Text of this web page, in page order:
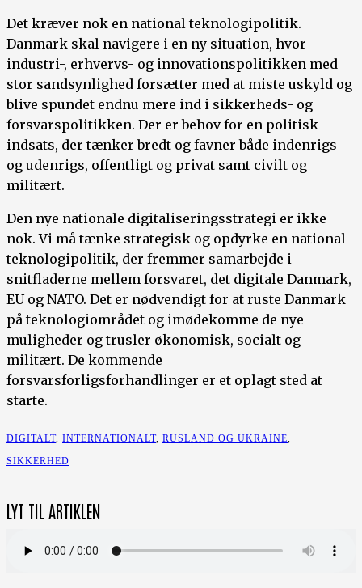
Det kræver nok en national teknologipolitik.
Danmark skal navigere i en ny situation, hvor
industri-, erhvervs- og innovationspolitikken med
stor sandsynlighed forsætter med at miste uskyld og
blive spundet endnu mere ind i sikkerheds- og
forsvarspolitikken. Der er behov for en politisk
indsats, der tænker bredt og favner både indenrigs
og udenrigs, offentligt og privat samt civilt og
militært.
Den nye nationale digitaliseringsstrategi er ikke
nok. Vi må tænke strategisk og opdyrke en national
teknologipolitik, der fremmer samarbejde i
snitfladerne mellem forsvaret, det digitale Danmark,
EU og NATO. Det er nødvendigt for at ruste Danmark
på teknologiområdet og imødekomme de nye
muligheder og trusler økonomisk, socialt og
militært. De kommende
forsvarsforligsforhandlinger er et oplagt sted at
starte.
DIGITALT, INTERNATIONALT, RUSLAND OG UKRAINE,
SIKKERHED
LYT TIL ARTIKLEN